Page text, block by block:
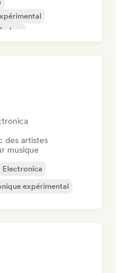
des artistes
musique
Electronica
expérimental